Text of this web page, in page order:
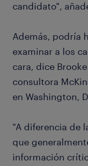
candidato",
Además, podría
examinar a los
cara, dice
consultora
en Washington,
"A diferencia de
que
información